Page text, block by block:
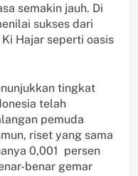
semakin jauh. Di
sukses dari
Hajar seperti oasis
tingkat
telah
pemuda
riset yang sama
0,001 persen
benar gemar